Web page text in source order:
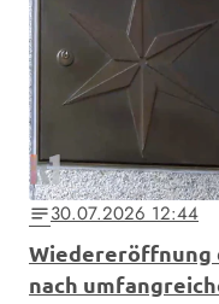
notes30.07.2026 12:44
Wiedereröffnung
nach